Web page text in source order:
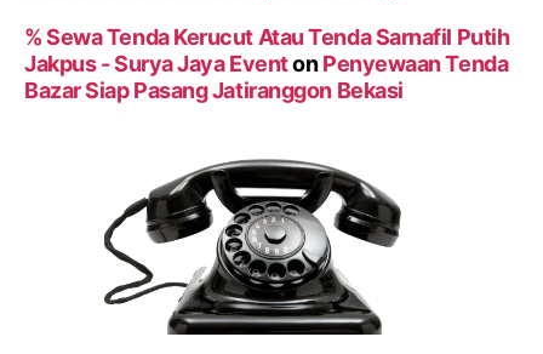
% Sewa Tenda Kerucut Atau Tenda Sarnafil Putih
Jakpus - Surya Jaya EventonPenyewaan Tenda
Bazar Siap Pasang Jatiranggon Bekasi